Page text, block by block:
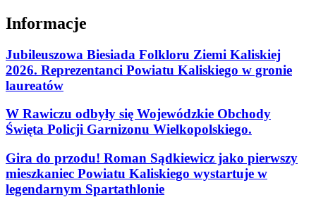
Informacje
Jubileuszowa Biesiada Folkloru Ziemi Kaliskiej
2026. Reprezentanci Powiatu Kaliskiego w gronie
laureatów
W Rawiczu odbyły się Wojewódzkie Obchody
Święta Policji Garnizonu Wielkopolskiego.
Gira do przodu! Roman Sądkiewicz jako pierwszy
mieszkaniec Powiatu Kaliskiego wystartuje w
legendarnym Spartathlonie